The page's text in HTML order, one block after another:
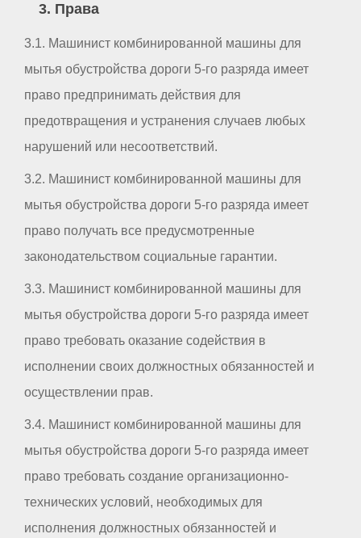
3. Права
3.1. Машинист комбинированной машины для
мытья обустройства дороги 5-го разряда имеет
право предпринимать действия для
предотвращения и устранения случаев любых
нарушений или несоответствий.
3.2. Машинист комбинированной машины для
мытья обустройства дороги 5-го разряда имеет
право получать все предусмотренные
законодательством социальные гарантии.
3.3. Машинист комбинированной машины для
мытья обустройства дороги 5-го разряда имеет
право требовать оказание содействия в
исполнении своих должностных обязанностей и
осуществлении прав.
3.4. Машинист комбинированной машины для
мытья обустройства дороги 5-го разряда имеет
право требовать создание организационно-
технических условий, необходимых для
исполнения должностных обязанностей и